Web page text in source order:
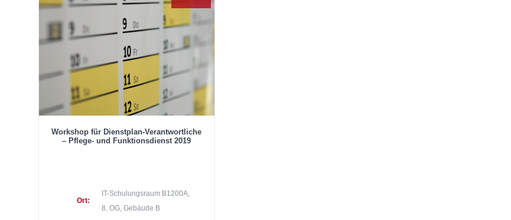
Workshop für Dienstplan-Verantwortliche
– Pflege- und Funktionsdienst 2019
Ort:
IT-Schulungsraum B1200A,
8. OG, Gebäude B